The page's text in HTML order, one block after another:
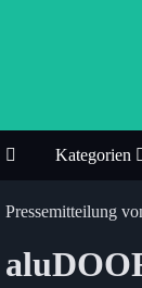
Kategorien
Pressemitteilung